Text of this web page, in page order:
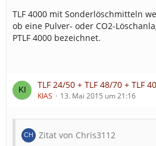
TLF 4000 mit Sonderlöschmitteln
ob eine Pulver- oder CO2-
PTLF 4000 bezeichnet.
TLF 24/50 + TLF 48/70 + TLF
KIAS 13. Mai 2015 um 21:16
Zitat von Chris3112